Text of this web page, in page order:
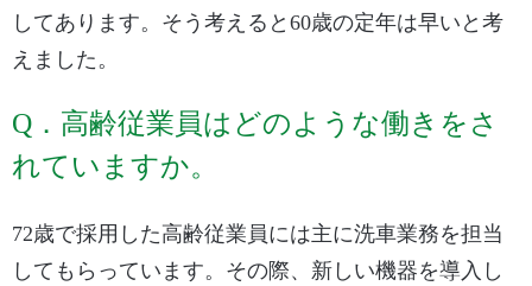
してあります。そう考えると60歳の定年は早いと考
えました。
Q．高齢従業員はどのような働きをさ
れていますか。
72歳で採用した高齢従業員には主に洗車業務を担当
してもらっています。その際、新しい機器を導入し